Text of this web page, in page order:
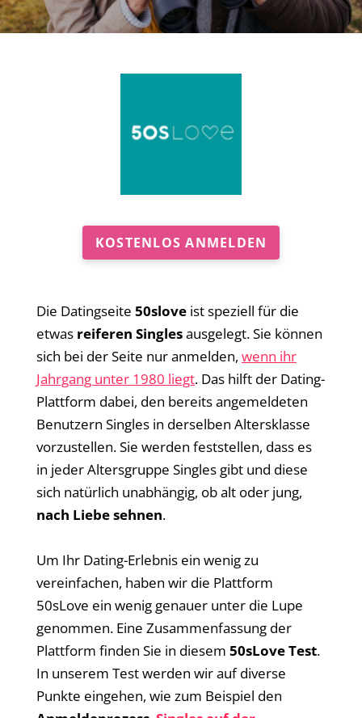
KOSTENLOS ANMELDEN
Die Datingseite 50slove ist speziell für die
etwas reiferen Singlesausgelegt. Sie können
sich bei der Seite nur anmelden, wenn ihr
Jahrgang unter 1980 liegt. Das hilft der Dating-
Plattform dabei, den bereits angemeldeten
Benutzern Singles in derselben Altersklasse
vorzustellen. Sie werden feststellen, dass es
in jeder Altersgruppe Singles gibt und diese
sich natürlich unabhängig, ob alt oder jung,
nach Liebe sehnen.
Um Ihr Dating-Erlebnis ein wenig zu
vereinfachen, haben wir die Plattform
50sLove ein wenig genauer unter die Lupe
genommen. Eine Zusammenfassung der
Plattform finden Sie in diesem 50sLove Test.
In unserem Test werden wir auf diverse
Punkte eingehen, wie zum Beispiel den